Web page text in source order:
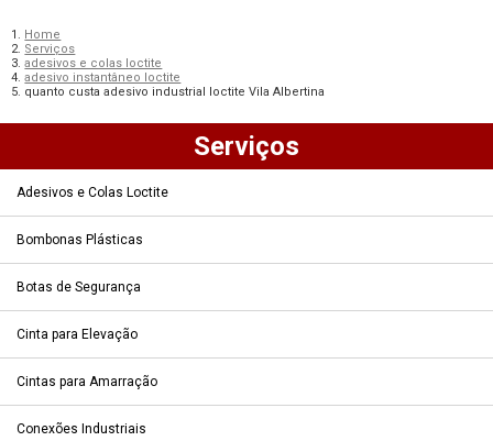
Home
Serviços
adesivos e colas loctite
adesivo instantâneo loctite
quanto custa adesivo industrial loctite Vila Albertina
Serviços
Adesivos e Colas Loctite
Bombonas Plásticas
Botas de Segurança
Cinta para Elevação
Cintas para Amarração
Conexões Industriais